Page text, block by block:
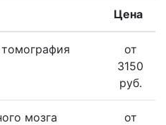
Цена
от
3150
руб.
мозга
от